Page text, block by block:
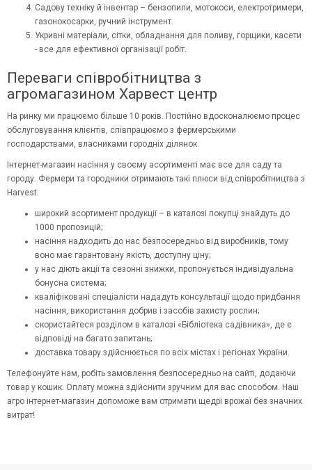
Садову техніку й інвентар – бензопили, мотокоси, електротримери,
газонокосарки, ручний інструмент.
Укривні матеріали, сітки, обладнання для поливу, горщики, касети
- все для ефективної організації робіт.
Переваги співробітництва з
агромагазином Харвест центр
На ринку ми працюємо більше 10 років. Постійно вдосконалюємо процес
обслуговування клієнтів, співпрацюємо з фермерськими
господарствами, власниками городніх ділянок.
Інтернет-магазин насіння у своєму асортименті має все для саду та
городу. Фермери та городники отримають такі плюси від співробітництва з
Harvest:
широкий асортимент продукції – в каталозі покупці знайдуть до
1000 пропозицій;
насіння надходить до нас безпосередньо від виробників, тому
воно має гарантовану якість, доступну ціну;
у нас діють акції та сезонні знижки, пропонується індивідуальна
бонусна система;
кваліфіковані спеціалісти нададуть консультації щодо придбання
насіння, використання добрив і засобів захисту рослин;
скористайтеся розділом в каталозі «Бібліотека садівника», де є
відповіді на багато запитань;
доставка товару здійснюється по всіх містах і регіонах України.
Телефонуйте нам, робіть замовлення безпосередньо на сайті, додаючи
товар у кошик. Оплату можна здійснити зручним для вас способом. Наш
агро інтернет-магазин допоможе вам отримати щедрі врожаї без значних
витрат!